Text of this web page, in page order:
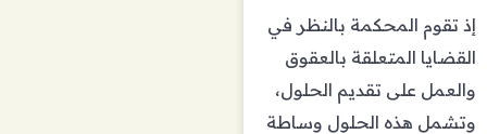
إذ تقوم المحكمة بالنظر في
القضايا المتعلقة بالعقوق
والعمل على تقديم الحلول،
وتشمل هذه الحلول وساطة